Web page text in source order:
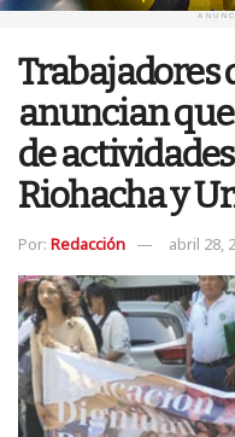
Trabajadores
anuncian
de
Riohacha y
Por: Redacción abril 28,